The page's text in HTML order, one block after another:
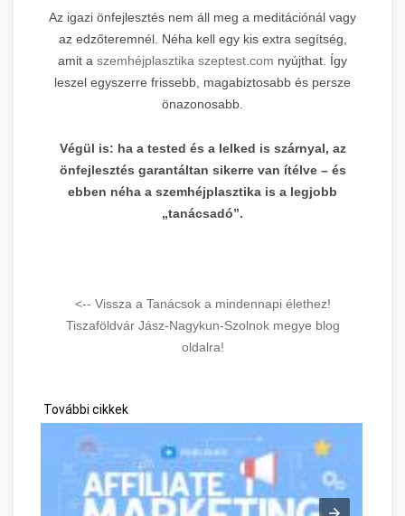
Az igazi önfejlesztés nem áll meg a meditációnál vagy
az edzőteremnél. Néha kell egy kis extra segítség,
amit a szemhéjplasztika szeptest.com nyújthat. Így
leszel egyszerre frissebb, magabiztosabb és persze
önazonosabb.
Végül is: ha a tested és a lelked is szárnyal, az
önfejlesztés garantáltan sikerre van ítélve – és
ebben néha a szemhéjplasztika is a legjobb
„tanácsadó”.
<-- Vissza a Tanácsok a mindennapi élethez!
Tiszaföldvár Jász-Nagykun-Szolnok megye blog
oldalra!
További cikkek